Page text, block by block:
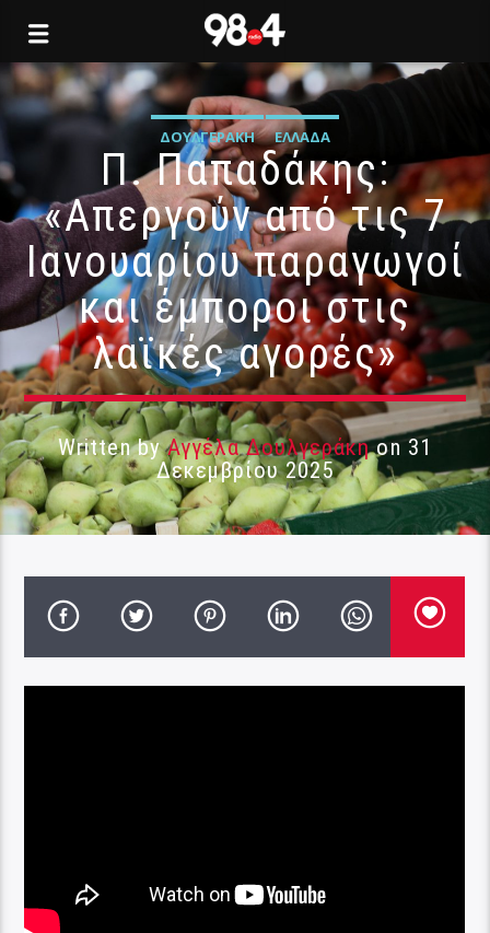
ΔΟΥΛΓΕΡΆΚΗ ΕΛΛΆΔΑ
Π. Παπαδάκης:
«Απεργούν από τις 7
Ιανουαρίου παραγωγοί
και έμποροι στις
λαϊκές αγορές»
Written byΑγγέλα Δουλγεράκηon 31
Δεκεμβρίου 2025